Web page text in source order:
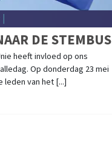
DE STEMBUS
heeft invloed op ons
Op donderdag 23 mei
leden van het [...]